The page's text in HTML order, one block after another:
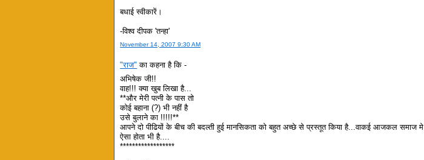
बधाई स्वीकारें।
-विश्व दीपक 'तन्हा'
November 14, 2007 9:30 AM
"राज" का कहना है कि -
अभिषेक जी!!
वाह!!! क्या खुब लिखा है...
**और मेरी पत्नी के पास तो
कोई बहाना (?) भी नहीं है
उसे बुलाने का !!!!!**
आपने दो पीढियों के बीच की बदल्ती हुई मानसिकता को बहुत अच्छे से प्रस्तूत किया है...वाकई आजकल समाज मे
ऐसा होता भी है....
******************